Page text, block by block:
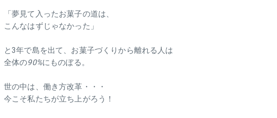
「夢見て入ったお菓子の道は、
こんなはずじゃなかった」
と3年で島を出て、お菓子づくりから離れる人は
全体の90%にものぼる。
世の中は、働き方改革・・・
今こそ私たちが立ち上がろう！